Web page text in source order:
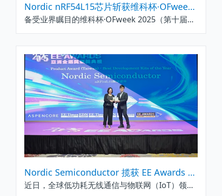
Nordic nRF54L15芯片斩获维科杯·OFweek 2025物联网通信技术创新大奖
备受业界瞩目的维科杯·OFweek 2025（第十届）物联网行业年度评选颁奖典礼在深圳隆重举办。全球低功耗无线解决方案领域的领军企业Nordic Semiconductor（简称“Nordic”）受邀出席典礼，其重磅推出的nRF54L15超低功耗无线系统级芯片（SoC）凭借卓越的技术创新力与市场适配性，成功斩获“维科杯·OFweek 2025物联网行业创新技术产品奖——通信技术创新奖”，彰显了行业对Nordic在物联网通信技术领域领先实力的高度认可。
Nordic Semiconductor 揽获 EE Awards 三项重磅荣誉 低功耗物联网技术引领者地位再获权威认证
近日，全球低功耗无线通信与物联网（IoT）领域的领军企业 Nordic Semiconductor，在备受业界瞩目的 EE Awards 评选中凭借深厚的技术积淀、创新的产品实力与卓越的行业贡献，一举摘得三项重量级奖项 ——“年度产品奖” 之 “最佳电源管理 IC”“最佳开发套件” 以及 “五年成就奖”，全方位彰显了其在低功耗技术创新、产品研发及产业推动方面的硬核实力与引领地位。